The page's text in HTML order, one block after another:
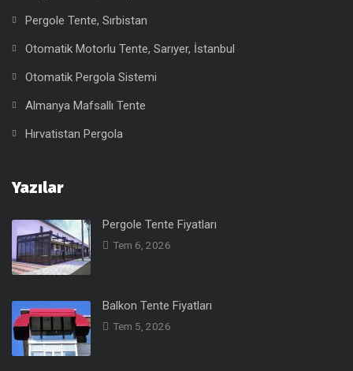
Pergole Tente, Sırbistan
Otomatik Motorlu Tente, Sarıyer, İstanbul
Otomatik Pergola Sistemi
Almanya Mafsallı Tente
Hırvatistan Pergola
Yazılar
Pergole Tente Fiyatları
Tem 6, 2026
Balkon Tente Fiyatları
Tem 5, 2026